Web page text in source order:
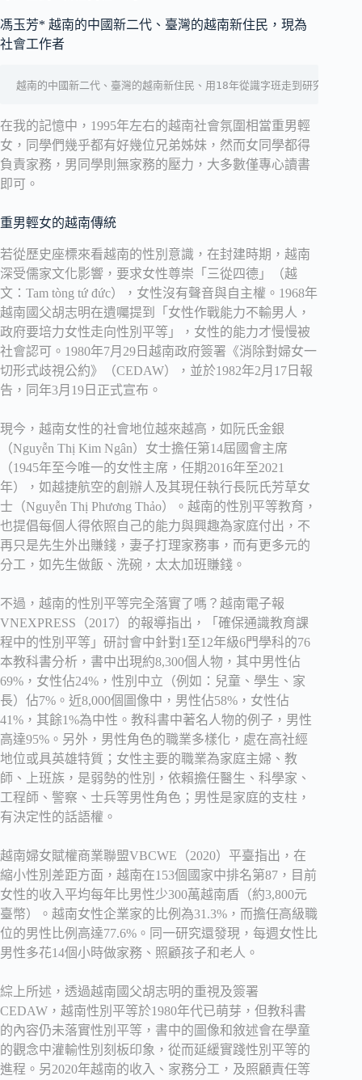
馮玉芳* 越南的中國新二代、臺灣的越南新住民，現為
社會工作者
越南的中國新二代、臺灣的越南新住民、用18年從識字班走到研究所、
在我的記憶中，1995年左右的越南社會氛圍相當重男輕
女，同學們幾乎都有好幾位兄弟姊妹，然而女同學都得
負責家務，男同學則無家務的壓力，大多數僅專心讀書
即可。
重男輕女的越南傳統
若從歷史座標來看越南的性別意識，在封建時期，越南
深受儒家文化影響，要求女性尊崇「三從四德」（越
文：Tam tòng tứ đức），女性沒有聲音與自主權。1968年
越南國父胡志明在遺囑提到「女性作戰能力不輸男人，
政府要培力女性走向性別平等」，女性的能力才慢慢被
社會認可。1980年7月29日越南政府簽署《消除對婦女一
切形式歧視公約》（CEDAW），並於1982年2月17日報
告，同年3月19日正式宣布。
現今，越南女性的社會地位越來越高，如阮氏金銀
（Nguyễn Thị Kim Ngân）女士擔任第14屆國會主席
（1945年至今唯一的女性主席，任期2016年至2021
年），如越捷航空的創辦人及其現任執行長阮氏芳草女
士（Nguyễn Thị Phương Thảo）。越南的性別平等教育，
也提倡每個人得依照自己的能力與興趣為家庭付出，不
再只是先生外出賺錢，妻子打理家務事，而有更多元的
分工，如先生做飯、洗碗，太太加班賺錢。
不過，越南的性別平等完全落實了嗎？越南電子報
VNEXPRESS（2017）的報導指出，「確保通識教育課
程中的性別平等」研討會中針對1至12年級6門學科的76
本教科書分析，書中出現約8,300個人物，其中男性佔
69%，女性佔24%，性別中立（例如：兒童、學生、家
長）佔7%。近8,000個圖像中，男性佔58%，女性佔
41%，其餘1%為中性。教科書中著名人物的例子，男性
高達95%。另外，男性角色的職業多樣化，處在高社經
地位或具英雄特質；女性主要的職業為家庭主婦、教
師、上班族，是弱勢的性別，依賴擔任醫生、科學家、
工程師、警察、士兵等男性角色；男性是家庭的支柱，
有決定性的話語權。
越南婦女賦權商業聯盟VBCWE（2020）平臺指出，在
縮小性別差距方面，越南在153個國家中排名第87，目前
女性的收入平均每年比男性少300萬越南盾（約3,800元
臺幣）。越南女性企業家的比例為31.3%，而擔任高級職
位的男性比例高達77.6%。同一研究還發現，每週女性比
男性多花14個小時做家務、照顧孩子和老人。
綜上所述，透過越南國父胡志明的重視及簽署
CEDAW，越南性別平等於1980年代已萌芽，但教科書
的內容仍未落實性別平等，書中的圖像和敘述會在學童
的觀念中灌輸性別刻板印象，從而延緩實踐性別平等的
進程。另2020年越南的收入、家務分工，及照顧責任等